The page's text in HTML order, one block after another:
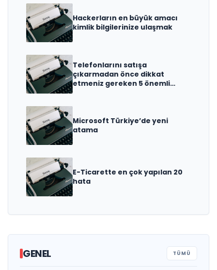
Hackerların en büyük amacı
kimlik bilgilerinize ulaşmak
Telefonlarını satışa
çıkarmadan önce dikkat
etmeniz gereken 5 önemli
Microsoft Türkiye’de yeni
atama
E-Ticarette en çok yapılan 20
hata
GENEL TÜMÜ
MGD Genel Kurulu Yapıldı, Yeni
MGD Başkanı Bülent Makar Oldu